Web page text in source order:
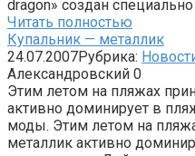
dragon» создан специально
Читать полностью
Купальник — металлик
24.07.2007Рубрика:
Александровский 0
Этим летом на пляжах
активно доминирует в
моды. Этим летом на
металлик активно